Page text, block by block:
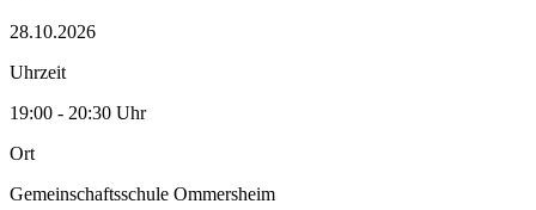
28.10.2026
Uhrzeit
19:00 - 20:30 Uhr
Ort
Gemeinschaftsschule Ommersheim